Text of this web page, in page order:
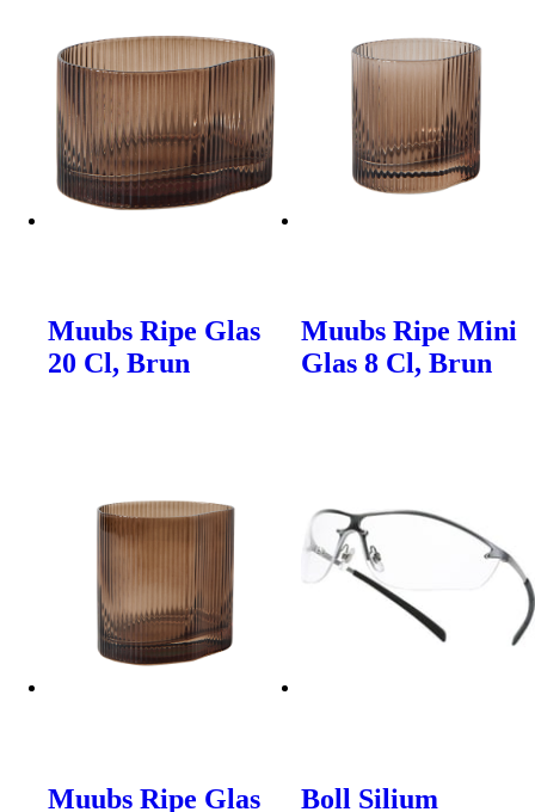
Muubs Ripe Glas
20 Cl, Brun
Muubs Ripe Mini
Glas 8 Cl, Brun
Muubs Ripe Glas
Boll Silium